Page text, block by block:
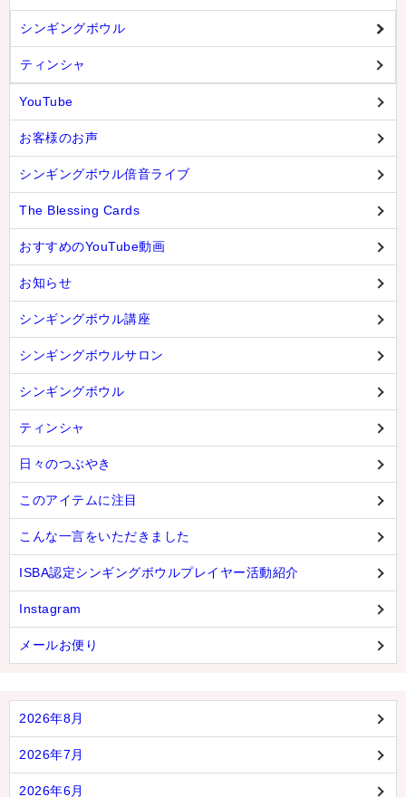
シンギングボウル
ティンシャ
YouTube
お客様のお声
シンギングボウル倍音ライブ
The Blessing Cards
おすすめのYouTube動画
お知らせ
シンギングボウル講座
シンギングボウルサロン
シンギングボウル
ティンシャ
日々のつぶやき
このアイテムに注目
こんな一言をいただきました
ISBA認定シンギングボウルプレイヤー活動紹介
Instagram
メールお便り
2026年8月
2026年7月
2026年6月